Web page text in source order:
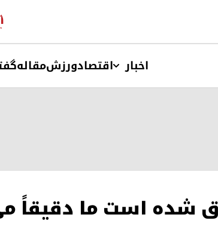
اخبار اقتصادورزشمقاله
شده است ما دقیقاً